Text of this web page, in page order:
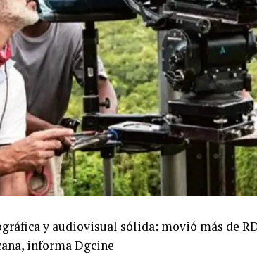
y audiovisual sólida: movió más de
informa Dgcine